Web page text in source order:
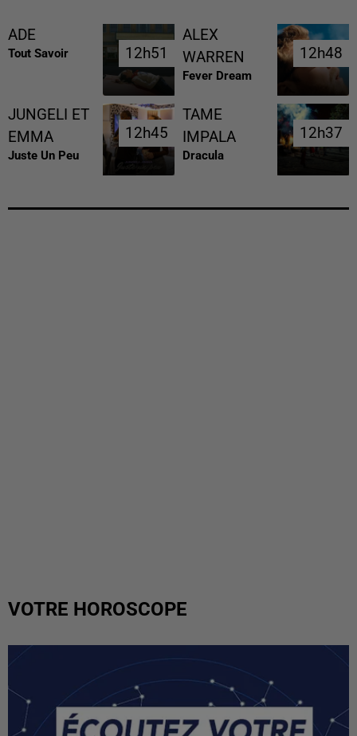
ADE
Tout Savoir 12h51
12h51
ALEX
WARREN
Fever Dream
12h48
12h48
JUNGELI ET
EMMA
Juste Un Peu
12h45
12h45
TAME
IMPALA
Dracula
12h37
12h37
VOTRE HOROSCOPE